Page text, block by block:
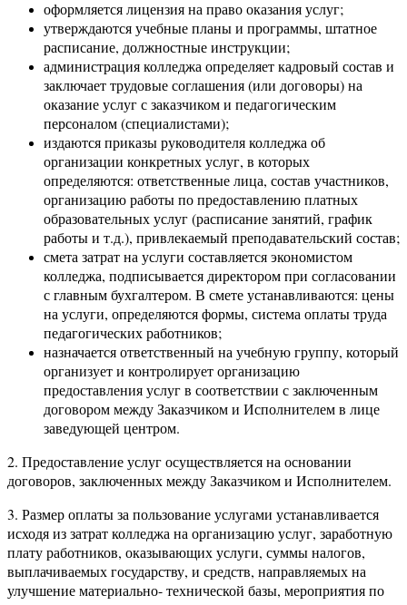
оформляется лицензия на право оказания услуг;
утверждаются учебные планы и программы, штатное
расписание, должностные инструкции;
администрация колледжа определяет кадровый состав и
заключает трудовые соглашения (или договоры) на
оказание услуг с заказчиком и педагогическим
персоналом (специалистами);
издаются приказы руководителя колледжа об
организации конкретных услуг, в которых
определяются: ответственные лица, состав участников,
организацию работы по предоставлению платных
образовательных услуг (расписание занятий, график
работы и т.д.), привлекаемый преподавательский состав;
смета затрат на услуги составляется экономистом
колледжа, подписывается директором при согласовании
с главным бухгалтером. В смете устанавливаются: цены
на услуги, определяются формы, система оплаты труда
педагогических работников;
назначается ответственный на учебную группу, который
организует и контролирует организацию
предоставления услуг в соответствии с заключенным
договором между Заказчиком и Исполнителем в лице
заведующей центром.
2. Предоставление услуг осуществляется на основании
договоров, заключенных между Заказчиком и Исполнителем.
3. Размер оплаты за пользование услугами устанавливается
исходя из затрат колледжа на организацию услуг, заработную
плату работников, оказывающих услуги, суммы налогов,
выплачиваемых государству, и средств, направляемых на
улучшение материально- технической базы, мероприятия по